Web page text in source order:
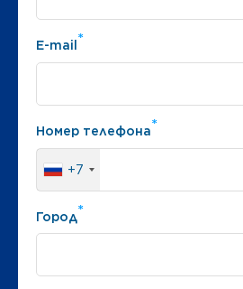
E-mail *
Номер телефона*
+7
Город*